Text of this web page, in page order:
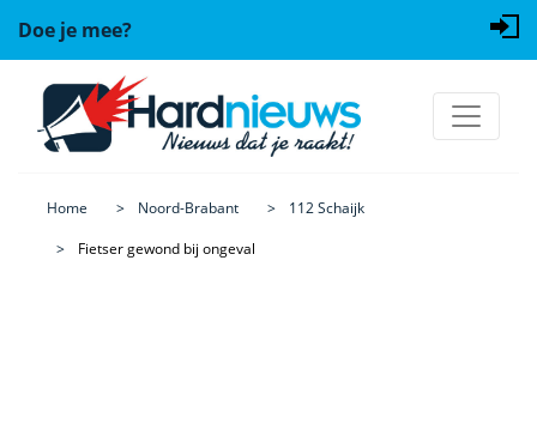
Doe je mee?
Home Noord-Brabant
112 Schaijk
Fietser gewond bij ongeval